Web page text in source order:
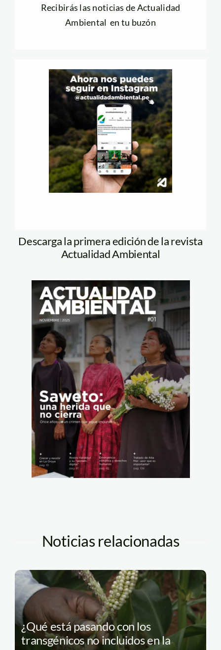
Recibirás las noticias de Actualidad
Ambiental en tu buzón
Descarga la primera edición de la revista
Actualidad Ambiental
Noticias relacionadas
¿Qué está pasando con los
transgénicos no incluidos en la